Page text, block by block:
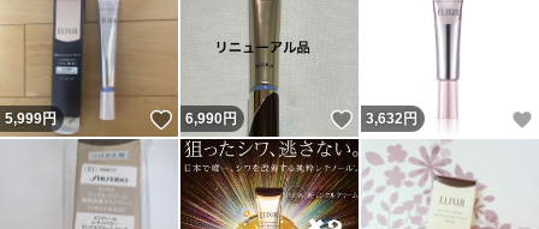
5,999円 いいね！
6,990円 いいね！
3,632円